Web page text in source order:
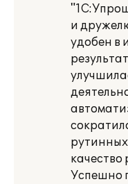
и
удобен в
Успешно